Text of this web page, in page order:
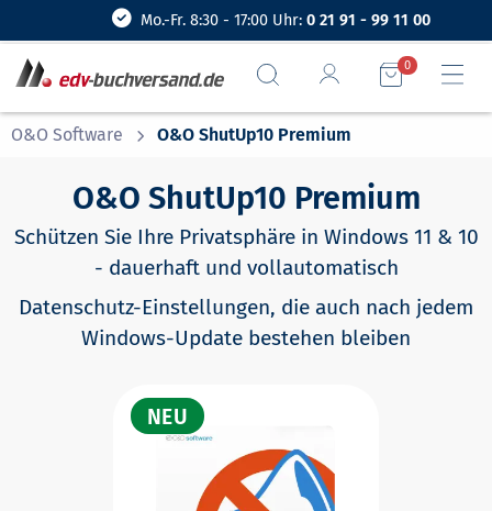
Mo.-Fr. 8:30 - 17:00 Uhr: 0 21 91 - 99 11 00
0
O&O Software Aktuelle Seite:
O&O ShutUp10 Premium
O&O ShutUp10 Premium
Schützen Sie Ihre Privatsphäre in Windows 11 & 10
- dauerhaft und vollautomatisch
Datenschutz-Einstellungen, die auch nach jedem
Windows-Update bestehen bleiben